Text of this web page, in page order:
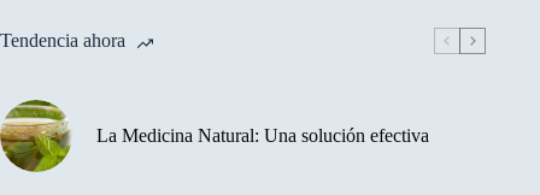
Tendencia ahora
La Medicina Natural: Una solución efectiva